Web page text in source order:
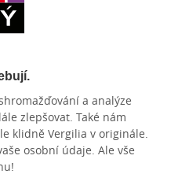
a analýze
zlepšovat. Také nám
klidně Vergilia v originále.
osobní údaje. Ale vše